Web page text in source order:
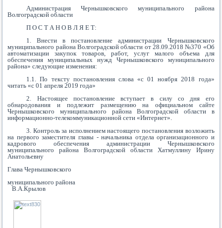
Администрация Чернышковского муниципального района
Волгоградской области
П О С Т А Н О В Л Я Е Т:
1. Внести в постановление администрации Чернышковского
муниципального района Волгоградской области от 28.09.2018 №370 «Об
автоматизации закупок товаров, работ, услуг малого объема для
обеспечения муниципальных нужд Чернышковского муниципального
района» следующие изменения:
1.1. По тексту постановления слова «с 01 ноября 2018 года»
читать «с 01 апреля 2019 года»
2. Настоящее постановление вступает в силу со дня его
обнародования и подлежит размещению на официальном сайте
Чернышковского муниципального района Волгоградской области в
информационно-телекоммуникационной сети «Интернет».
3. Контроль за исполнением настоящего постановления возложить
на первого заместителя главы - начальника отдела организационного и
кадрового обеспечения администрации Чернышковского
муниципального района Волгоградской области Хатмуллину Ирину
Анатольевну
Глава Чернышковского
муниципального района
В.А.Крылов